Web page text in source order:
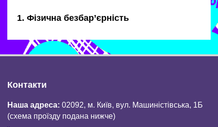
1. Фізична безбар’єрність
Контакти
Наша адреса: 02092, м. Київ, вул. Машиністівська, 1Б
(схема проїзду подана нижче)